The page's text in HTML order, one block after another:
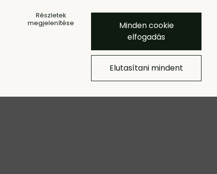
Damo Centrepiece üveg tálca,
nagy – átlátszó
Részletek
megjelenítése
Minden cookie
elfogadás
Elutasítani mindent